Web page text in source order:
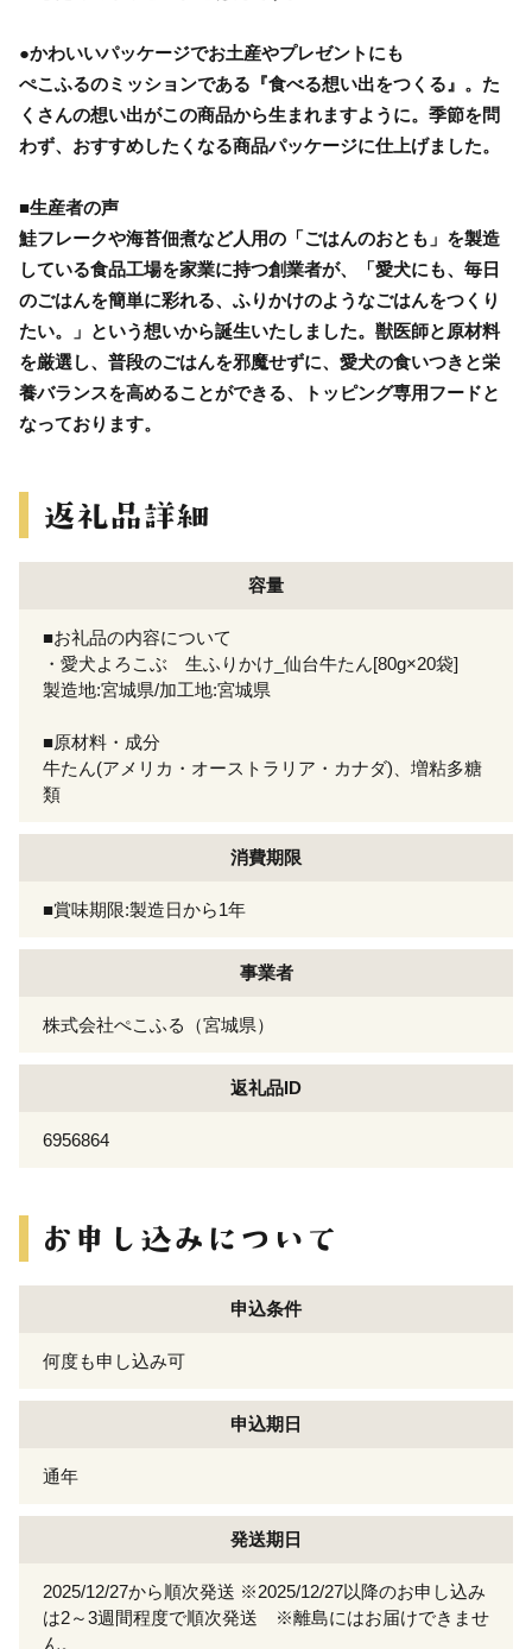
●かわいいパッケージでお土産やプレゼントにも
ぺこふるのミッションである『食べる想い出をつくる』。た
くさんの想い出がこの商品から生まれますように。季節を問
わず、おすすめしたくなる商品パッケージに仕上げました。
■生産者の声
鮭フレークや海苔佃煮など人用の「ごはんのおとも」を製造
している食品工場を家業に持つ創業者が、「愛犬にも、毎日
のごはんを簡単に彩れる、ふりかけのようなごはんをつくり
たい。」という想いから誕生いたしました。獣医師と原材料
を厳選し、普段のごはんを邪魔せずに、愛犬の食いつきと栄
養バランスを高めることができる、トッピング専用フードと
なっております。
容量
■お礼品の内容について
・愛犬よろこぶ 生ふりかけ_仙台牛たん[80g×20袋]
製造地:宮城県/加工地:宮城県
■原材料・成分
牛たん(アメリカ・オーストラリア・カナダ)、増粘多糖
類
消費期限
■賞味期限:製造日から1年
事業者
株式会社ぺこふる（宮城県）
返礼品ID
6956864
申込条件
何度も申し込み可
申込期日
通年
発送期日
2025/12/27から順次発送 ※2025/12/27以降のお申し込み
は2～3週間程度で順次発送 ※離島にはお届けできませ
ん。